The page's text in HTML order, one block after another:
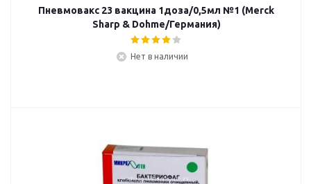
Пневмовакс 23 вакцина 1доза/0,5мл №1 (Merck
Sharp & Dohme/Германия)
Нет в наличии